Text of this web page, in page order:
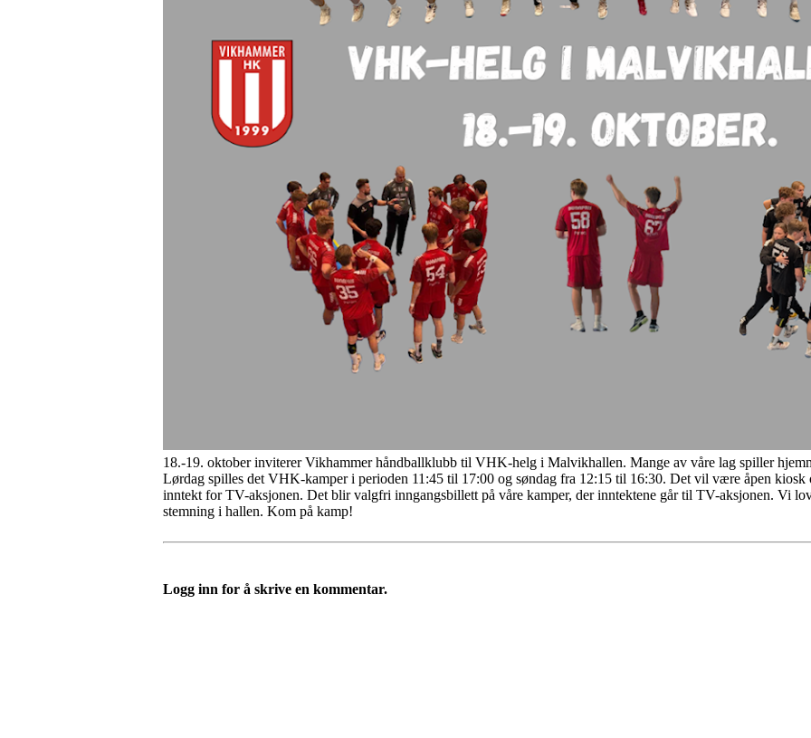
18.-19. oktober inviterer Vikhammer håndballklubb til VHK-helg i Malvikhallen. Mange av våre lag spiller
Lørdag spilles det VHK-kamper i perioden 11:45 til 17:00 og søndag fra 12:15 til 16:30. Det vil være åpen
inntekt for TV-aksjonen. Det blir valgfri inngangsbillett på våre kamper, der inntektene går til TV-aksjonen. Vi
stemning i hallen. Kom på kamp!
Logg inn for å skrive en kommentar.